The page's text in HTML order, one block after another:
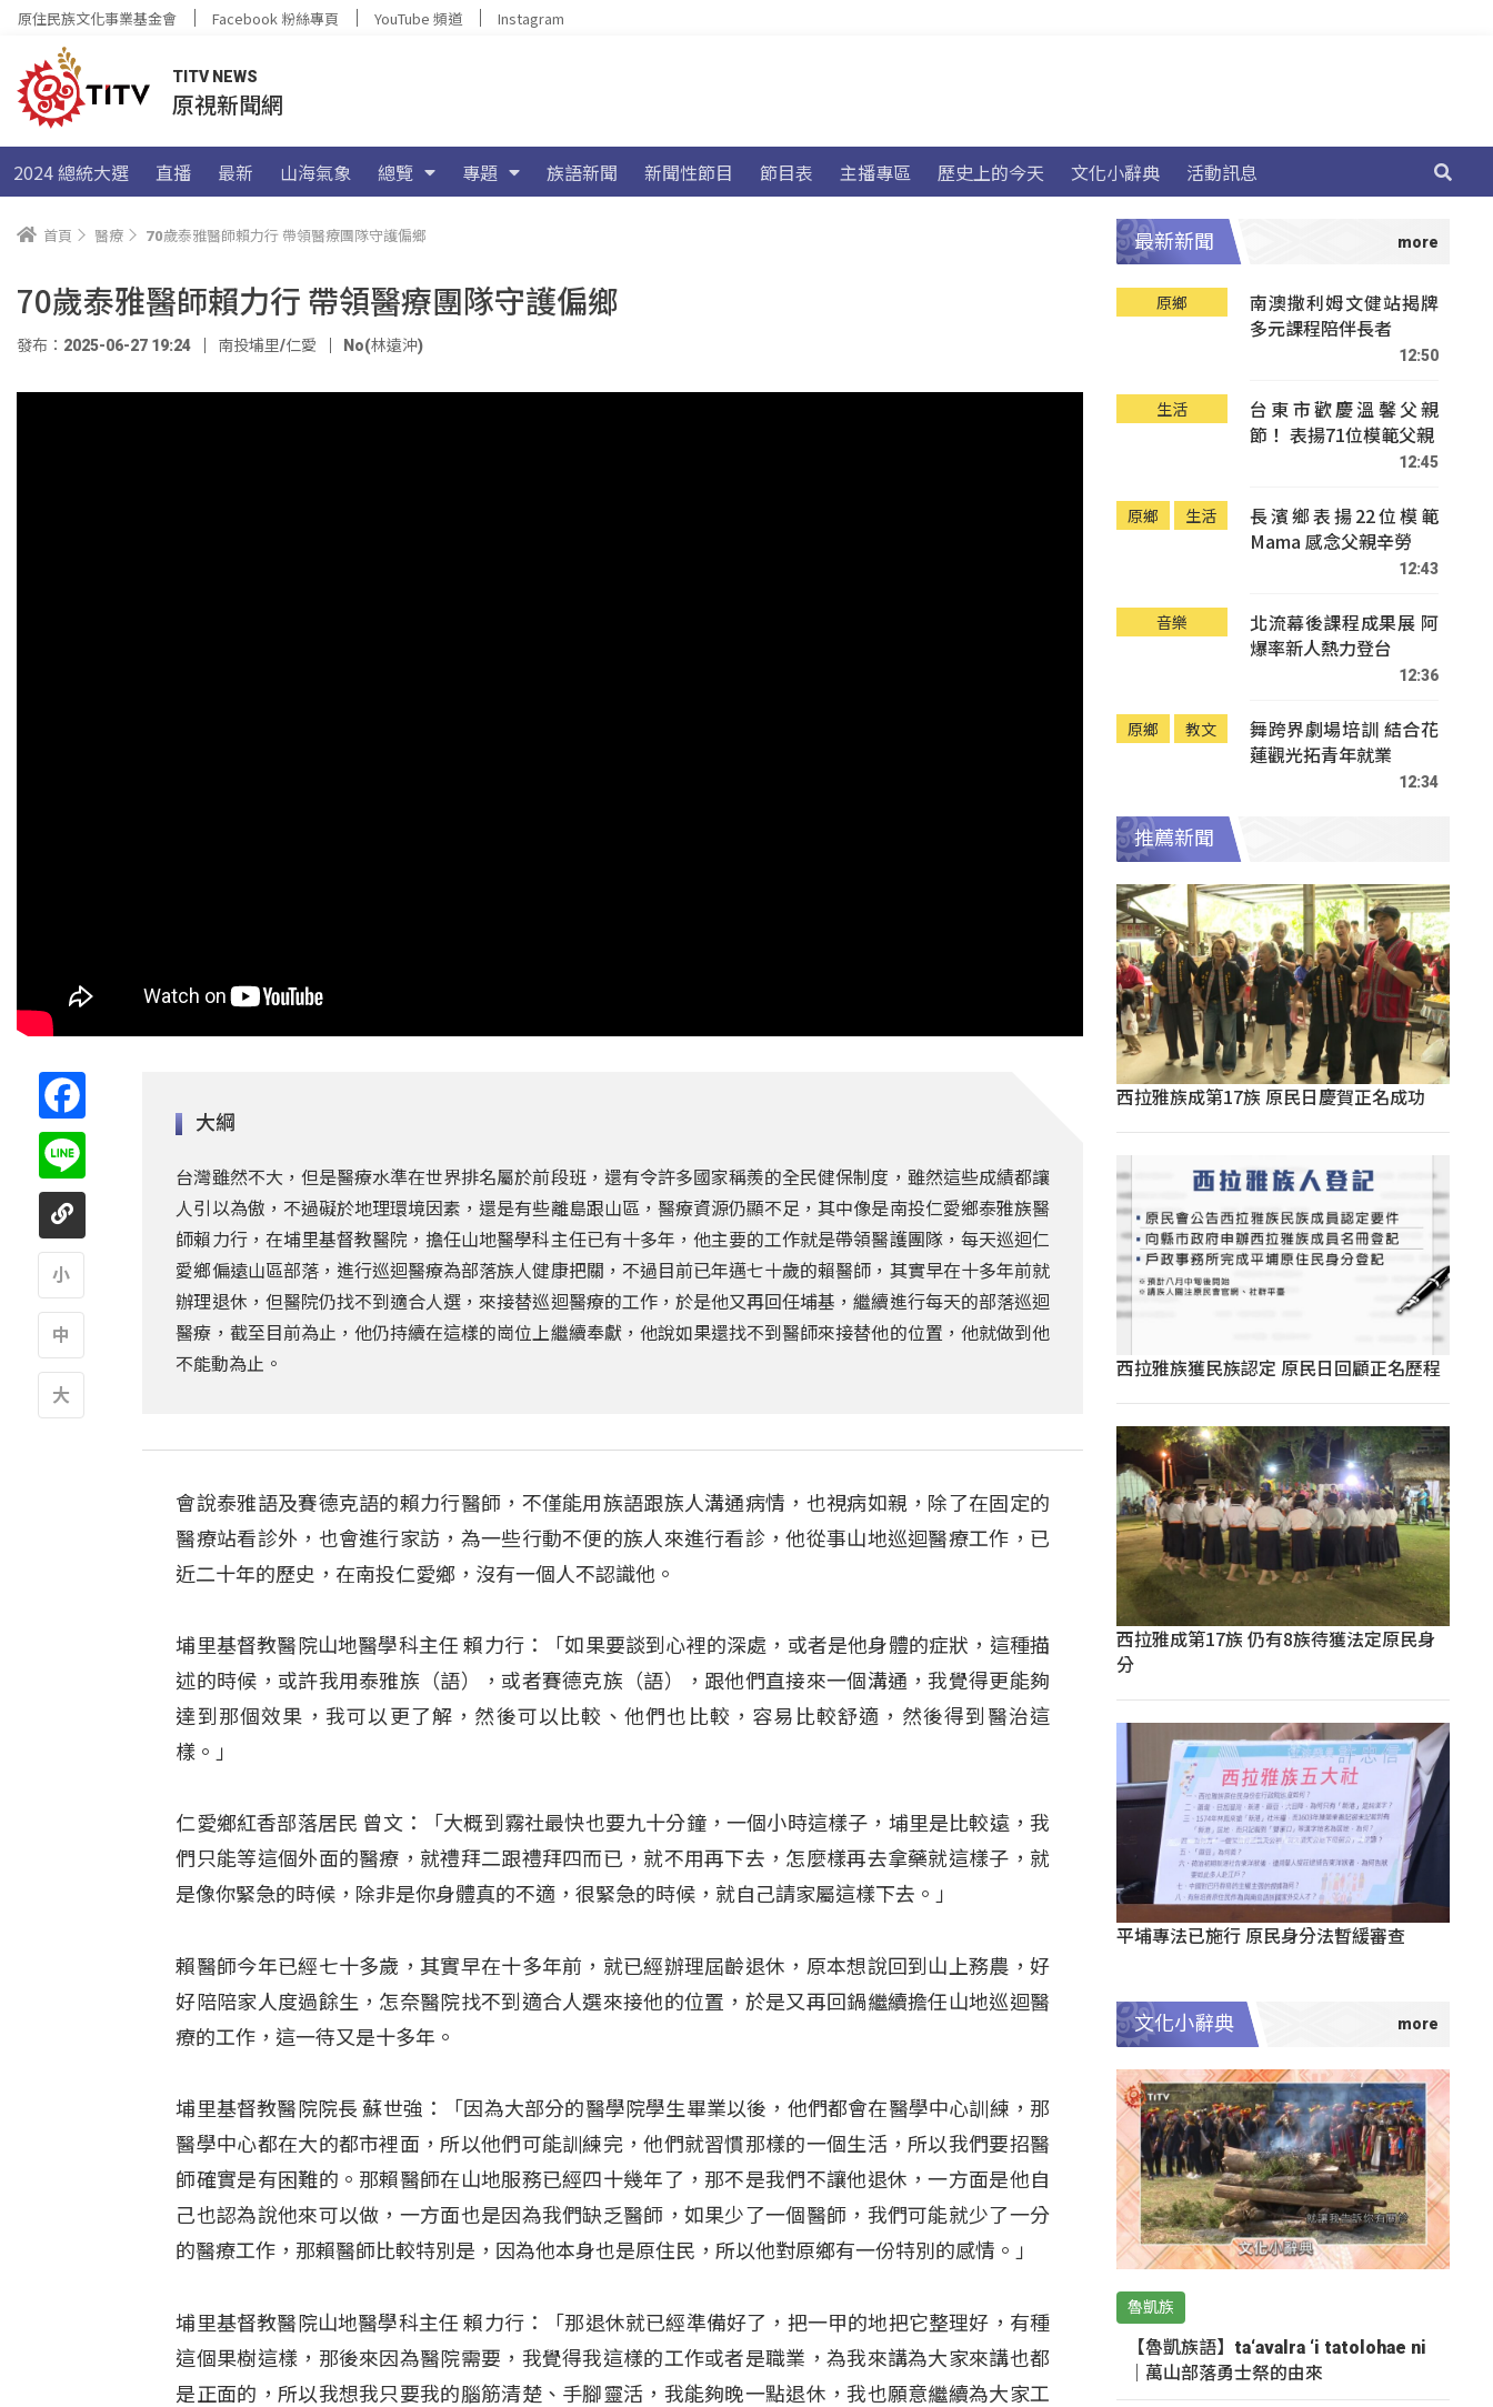
原住民族文化事業基金會 Facebook 粉絲專頁 YouTube 頻道 Instagram
TITV NEWS
原視新聞網
2024 總統大選 直播 最新 山海氣象 總覽 專題 族語新聞 新聞性節目 節目表 主播專區 歷史上的今天 文化小辭典 活動訊息
首頁 醫療 70歲泰雅醫師賴力行 帶領醫療團隊守護偏鄉
70歲泰雅醫師賴力行 帶領醫療團隊守護偏鄉
發布：2025-06-27 19:24 南投埔里/仁愛 No(林遠沖)
大綱
台灣雖然不大，但是醫療水準在世界排名屬於前段班，還有令許多國家稱羨的全民健保制度，雖然這些成績都讓
人引以為傲，不過礙於地理環境因素，還是有些離島跟山區，醫療資源仍顯不足，其中像是南投仁愛鄉泰雅族醫
師賴力行，在埔里基督教醫院，擔任山地醫學科主任已有十多年，他主要的工作就是帶領醫護團隊，每天巡迴仁
愛鄉偏遠山區部落，進行巡迴醫療為部落族人健康把關，不過目前已年邁七十歲的賴醫師，其實早在十多年前就
辦理退休，但醫院仍找不到適合人選，來接替巡迴醫療的工作，於是他又再回任埔基，繼續進行每天的部落巡迴
醫療，截至目前為止，他仍持續在這樣的崗位上繼續奉獻，他說如果還找不到醫師來接替他的位置，他就做到他
不能動為止。
會說泰雅語及賽德克語的賴力行醫師，不僅能用族語跟族人溝通病情，也視病如親，除了在固定的
醫療站看診外，也會進行家訪，為一些行動不便的族人來進行看診，他從事山地巡迴醫療工作，已
近二十年的歷史，在南投仁愛鄉，沒有一個人不認識他。
埔里基督教醫院山地醫學科主任 賴力行：「如果要談到心裡的深處，或者是他身體的症狀，這種描
述的時候，或許我用泰雅族（語），或者賽德克族（語），跟他們直接來一個溝通，我覺得更能夠
達到那個效果，我可以更了解，然後可以比較、他們也比較，容易比較舒適，然後得到醫治這
樣。」
仁愛鄉紅香部落居民 曾文：「大概到霧社最快也要九十分鐘，一個小時這樣子，埔里是比較遠，我
們只能等這個外面的醫療，就禮拜二跟禮拜四而已，就不用再下去，怎麼樣再去拿藥就這樣子，就
是像你緊急的時候，除非是你身體真的不適，很緊急的時候，就自己請家屬這樣下去。」
賴醫師今年已經七十多歲，其實早在十多年前，就已經辦理屆齡退休，原本想說回到山上務農，好
好陪陪家人度過餘生，怎奈醫院找不到適合人選來接他的位置，於是又再回鍋繼續擔任山地巡迴醫
療的工作，這一待又是十多年。
埔里基督教醫院院長 蘇世強：「因為大部分的醫學院學生畢業以後，他們都會在醫學中心訓練，那
醫學中心都在大的都市裡面，所以他們可能訓練完，他們就習慣那樣的一個生活，所以我們要招醫
師確實是有困難的。那賴醫師在山地服務已經四十幾年了，那不是我們不讓他退休，一方面是他自
己也認為說他來可以做，一方面也是因為我們缺乏醫師，如果少了一個醫師，我們可能就少了一分
的醫療工作，那賴醫師比較特別是，因為他本身也是原住民，所以他對原鄉有一份特別的感情。」
埔里基督教醫院山地醫學科主任 賴力行：「那退休就已經準備好了，把一甲的地把它整理好，有種
這個果樹這樣，那後來因為醫院需要，我覺得我這樣的工作或者是職業，為我來講為大家來講也都
是正面的，所以我想我只要我的腦筋清楚、手腳靈活，我能夠晚一點退休，我也願意繼續為大家工
最新新聞
原鄉
南澳撒利姆文健站揭牌
多元課程陪伴長者
12:50
生活
台東市歡慶溫馨父親
節！ 表揚71位模範父親
12:45
原鄉 生活
長濱鄉表揚22位模範
Mama 感念父親辛勞
12:43
音樂
北流幕後課程成果展 阿
爆率新人熱力登台
12:36
原鄉 教文
舞跨界劇場培訓 結合花
蓮觀光拓青年就業
12:34
推薦新聞
西拉雅族成第17族 原民日慶賀正名成功
西拉雅族獲民族認定 原民日回顧正名歷程
西拉雅成第17族 仍有8族待獲法定原民身
分
平埔專法已施行 原民身分法暫緩審查
文化小辭典
魯凱族
【魯凱族語】ta‘avalra ‘i tatolohae ni
｜萬山部落勇士祭的由來